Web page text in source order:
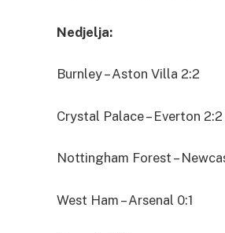
Nedjelja:
Burnley – Aston Villa 2:2
Crystal Palace – Everton 2:2
Nottingham Forest –
West Ham – Arsenal 0:1